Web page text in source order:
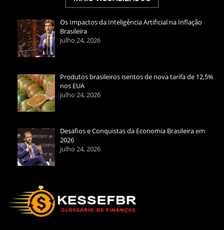
Os Impactos da Inteligência Artificial na Inflação
Brasileira
julho 24, 2026
Produtos brasileiros isentos de nova tarifa de 12,5%
nos EUA
julho 24, 2026
Desafios e Conquistas da Economia Brasileira em
2026
julho 24, 2026